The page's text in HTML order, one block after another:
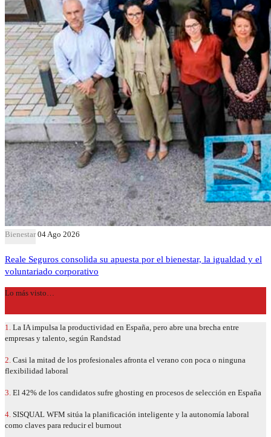
Bienestar 04 Ago 2026
Reale Seguros consolida su apuesta por el bienestar, la igualdad y el
voluntariado corporativo
Lo más visto…
1. La IA impulsa la productividad en España, pero abre una brecha entre
empresas y talento, según Randstad
2. Casi la mitad de los profesionales afronta el verano con poca o ninguna
flexibilidad laboral
3. El 42% de los candidatos sufre ghosting en procesos de selección en España
4. SISQUAL WFM sitúa la planificación inteligente y la autonomía laboral
como claves para reducir el burnout